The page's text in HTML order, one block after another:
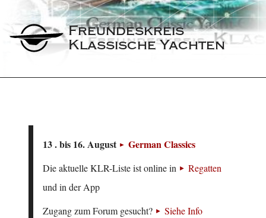
Freundeskreis
Klassische Yachten
13 . bis 16. August German Classics
Die aktuelle KLR-Liste ist online in
Regatten
und in der App
Zugang zum Forum gesucht?
Siehe Info